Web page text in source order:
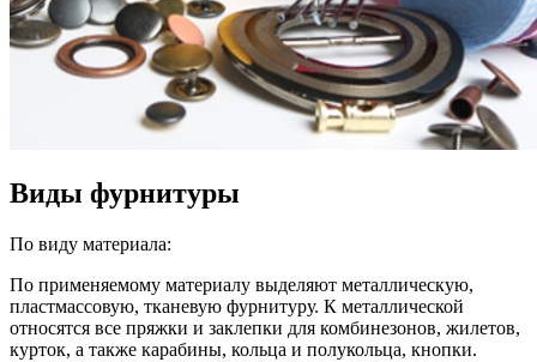
Виды фурнитуры
По виду материала:
По применяемому материалу выделяют металлическую,
пластмассовую, тканевую фурнитуру. К металлической
относятся все пряжки и заклепки для комбинезонов, жилетов,
курток, а также карабины, кольца и полукольца, кнопки.